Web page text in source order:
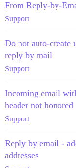
From Reply-by-
Support
Do not auto-create
reply by mail
Support
Incoming email
header not honored
Support
Reply by email -
addresses